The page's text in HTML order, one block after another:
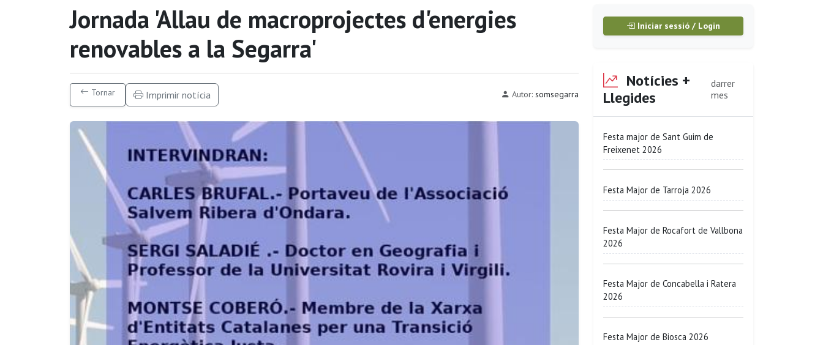
Jornada 'Allau de macroprojectes d'energies
renovables a la Segarra'
Tornar Imprimir notícia Autor: somsegarra
Iniciar sessió / Login
Notícies +
Llegides
darrer
mes
Festa major de Sant Guim de
Freixenet 2026
Festa Major de Tarroja 2026
Festa Major de Rocafort de Vallbona
2026
Festa Major de Concabella i Ratera
2026
Festa Major de Biosca 2026